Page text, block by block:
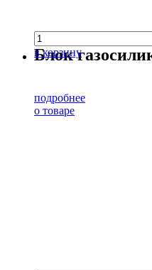
в корзину
Блок
подробнее
о товаре